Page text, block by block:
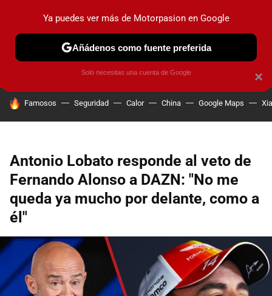
PRUEBAS COCHES ELÉCTRICOS OBSERVATORIO
HOY SE HABLA DE
Famosos Seguridad Calor China Google Maps
Antonio Lobato responde al veto de
Fernando Alonso a DAZN: "No me
queda ya mucho por delante, como a
él"
×
Ya puedes ver más de Motorpasion en Google
Añádenos como fuente preferida
Solo necesitas una cuenta de Google